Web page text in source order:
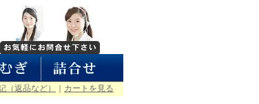
（返品など） カートを見る